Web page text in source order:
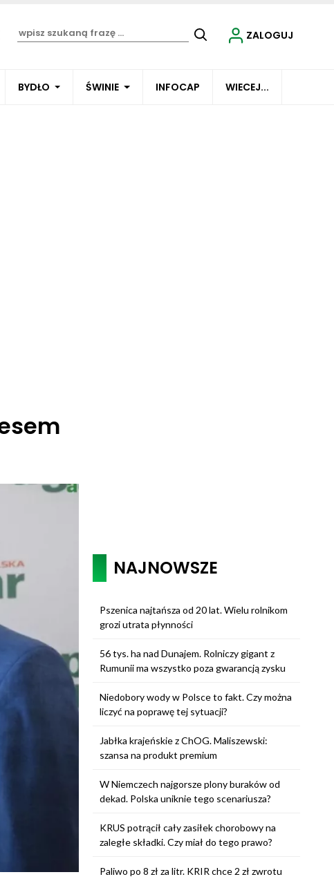
BYDŁO ŚWINIE INFOCAP WIECEJ...
ZALOGUJ
NAJNOWSZE
Pszenica najtańsza od 20 lat. Wielu rolnikom
grozi utrata płynności
56 tys. ha nad Dunajem. Rolniczy gigant z
Rumunii ma wszystko poza gwarancją zysku
Niedobory wody w Polsce to fakt. Czy można
liczyć na poprawę tej sytuacji?
Jabłka krajeńskie z ChOG. Maliszewski:
szansa na produkt premium
W Niemczech najgorsze plony buraków od
dekad. Polska uniknie tego scenariusza?
KRUS potrącił cały zasiłek chorobowy na
zaległe składki. Czy miał do tego prawo?
Paliwo po 8 zł za litr. KRIR chce 2 zł zwrotu